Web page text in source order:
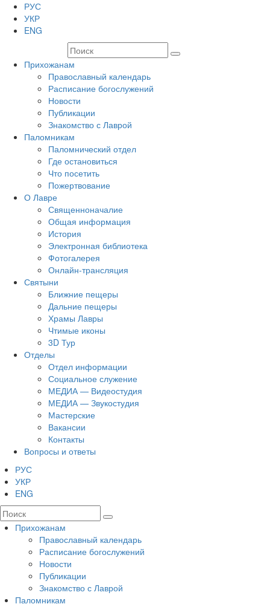
РУС
УКР
ENG
Прихожанам
Православный календарь
Расписание богослужений
Новости
Публикации
Знакомство с Лаврой
Паломникам
Паломнический отдел
Где остановиться
Что посетить
Пожертвование
О Лавре
Священноначалие
Общая информация
История
Электронная библиотека
Фотогалерея
Онлайн-трансляция
Святыни
Ближние пещеры
Дальние пещеры
Храмы Лавры
Чтимые иконы
3D Тур
Отделы
Отдел информации
Социальное служение
МЕДИА — Видеостудия
МЕДИА — Звукостудия
Мастерские
Вакансии
Контакты
Вопросы и ответы
РУС
УКР
ENG
Прихожанам
Православный календарь
Расписание богослужений
Новости
Публикации
Знакомство с Лаврой
Паломникам